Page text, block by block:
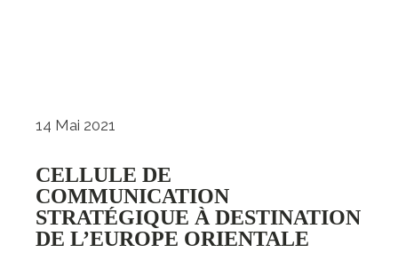
14 Mai 2021
CELLULE DE
COMMUNICATION
STRATÉGIQUE À DESTINATION
DE L’EUROPE ORIENTALE